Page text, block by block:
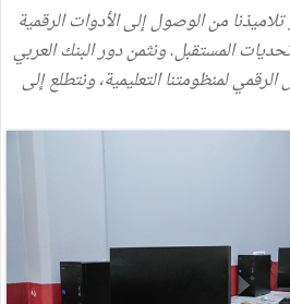
من الوصول إلى الأدوات الرقمية
المستقبل. ونثمن دور البنك العربي
لمنظومتنا التعليمية، ونتطلع إلى